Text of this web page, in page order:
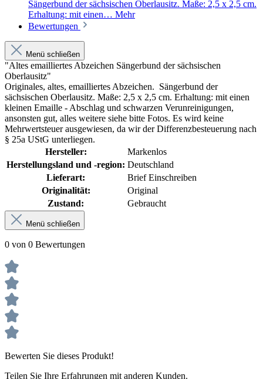
Sängerbund der sächsischen Oberlausitz. Maße: 2,5 x 2,5 cm.
Erhaltung: mit einen… Mehr
Bewertungen
Menü schließen
"Altes emailliertes Abzeichen Sängerbund der sächsischen
Oberlausitz"
Originales, altes, emailliertes Abzeichen. Sängerbund der
sächsischen Oberlausitz. Maße: 2,5 x 2,5 cm. Erhaltung: mit einen
kleinen Emaille - Abschlag und schwarzen Verunreinigungen,
ansonsten gut, alles weitere siehe bitte Fotos. Es wird keine
Mehrwertsteuer ausgewiesen, da wir der Differenzbesteuerung nach
§ 25a UStG unterliegen.
Hersteller:
Markenlos
Herstellungsland und -region: Deutschland
Lieferart:
Brief Einschreiben
Originalität:
Original
Zustand:
Gebraucht
Menü schließen
0 von 0 Bewertungen
Bewerten Sie dieses Produkt!
Teilen Sie Ihre Erfahrungen mit anderen Kunden.